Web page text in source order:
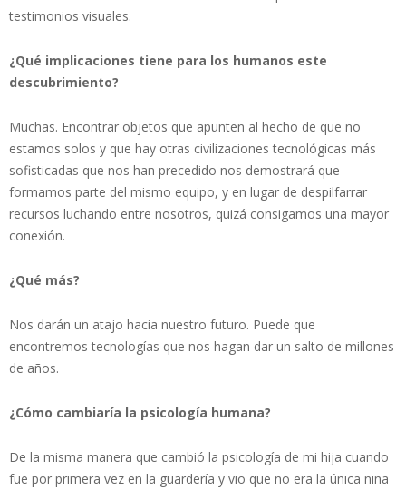
testimonios visuales.
¿Qué implicaciones tiene para los humanos este
descubrimiento?
Muchas. Encontrar objetos que apunten al hecho de que no
estamos solos y que hay otras civilizaciones tecnológicas más
sofisticadas que nos han precedido nos demostrará que
formamos parte del mismo equipo, y en lugar de despilfarrar
recursos luchando entre nosotros, quizá consigamos una mayor
conexión.
¿Qué más?
Nos darán un atajo hacia nuestro futuro. Puede que
encontremos tecnologías que nos hagan dar un salto de millones
de años.
¿Cómo cambiaría la psicología humana?
De la misma manera que cambió la psicología de mi hija cuando
fue por primera vez en la guardería y vio que no era la única niña